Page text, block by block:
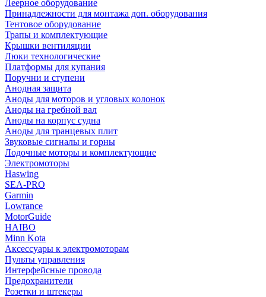
Леерное оборудование
Принадлежности для монтажа доп. оборудования
Тентовое оборудование
Трапы и комплектующие
Крышки вентиляции
Люки технологические
Платформы для купания
Поручни и ступени
Анодная защита
Аноды для моторов и угловых колонок
Аноды на гребной вал
Аноды на корпус судна
Аноды для транцевых плит
Звуковые сигналы и горны
Лодочные моторы и комплектующие
Электромоторы
Haswing
SEA-PRO
Garmin
Lowrance
MotorGuide
HAIBO
Minn Kota
Аксессуары к электромоторам
Пульты управления
Интерфейсные провода
Предохранители
Розетки и штекеры